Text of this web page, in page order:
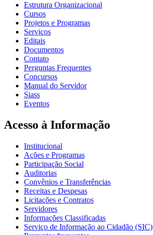
Estrutura Organizacional
Cursos
Projetos e Programas
Serviços
Editais
Documentos
Contato
Perguntas Frequentes
Concursos
Manual do Servidor
Siass
Eventos
Acesso à Informação
Institucional
Ações e Programas
Participação Social
Auditorias
Convênios e Transferências
Receitas e Despesas
Licitações e Contratos
Servidores
Informações Classificadas
Serviço de Informação ao Cidadão (SIC)